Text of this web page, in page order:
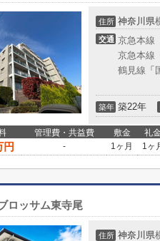
住所 神奈川県
交通 京急本線
京急本線
鶴見線 「
築年 築22年
管理費・共益費 敷金 礼金
円 - 1ヶ月 1ヶ
ロッサム東寺尾
住所 神奈川県